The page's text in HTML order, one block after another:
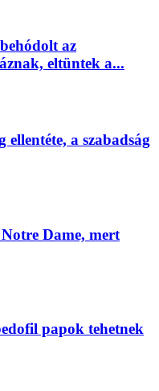
az
eltüntek a...
ellentéte, a szabadság
Dame, mert
papok tehetnek